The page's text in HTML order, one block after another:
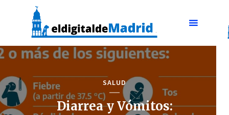
SALUD
Diarrea y Vómitos: